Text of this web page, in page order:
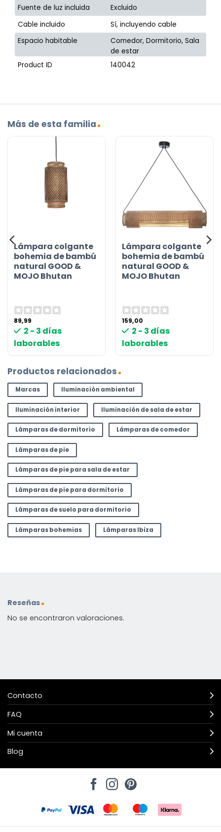
Fuente de luz incluida
Excluido
Cable incluido
Sí, incluyendo cable
Espacio habitable
Comedor, Dormitorio, Sala
de estar
Product ID
140042
Más de esta familia
Lámpara colgante
bohemia de bambú
natural GOOD &
MOJO Bhutan
89,99
2 - 3 días
laborables
Lámpara colgante
bohemia de bambú
natural GOOD &
MOJO Bhutan
159,00
2 - 3 días
laborables
Productos relacionados
Marcas Iluminación ambiental
Iluminación interior Iluminación de sala de estar
Lámparas de dormitorio Lámparas de comedor
Lámparas de pie
Lámparas de pie para sala de estar
Lámparas de pie para dormitorio
Lámparas de suelo para dormitorio
Lámparas bohemias Lámparas Ibiza
Reseñas
No se encontraron valoraciones.
Contacto
FAQ
Mi cuenta
Blog